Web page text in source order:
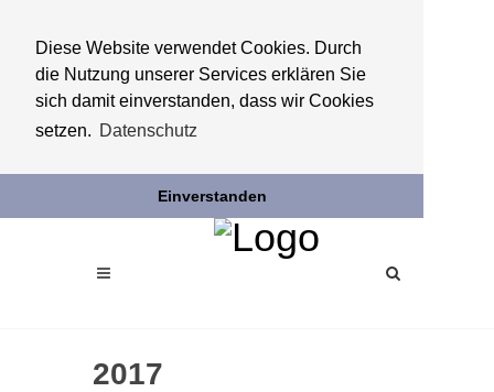
Diese Website verwendet Cookies. Durch
die Nutzung unserer Services erklären Sie
sich damit einverstanden, dass wir Cookies
setzen. Datenschutz
Einverstanden
2017